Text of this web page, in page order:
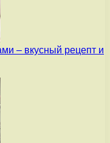
– вкусный рецепт и